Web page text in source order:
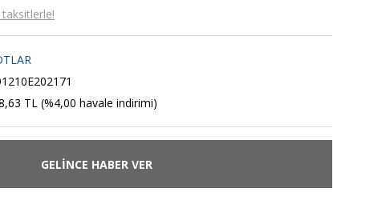
TL (%4,00 havale indirimi)
GELİNCE HABER VER